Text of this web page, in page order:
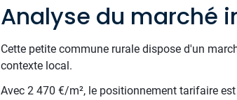
Analyse du marché
Cette petite commune rurale dispose d'un
contexte local.
Avec 2 470 €/m², le positionnement tarifaire